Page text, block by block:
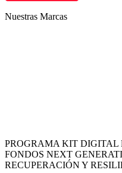
Nuestras Marcas
PROGRAMA KIT DIGITAL
FONDOS NEXT
RECUPERACIÓN Y